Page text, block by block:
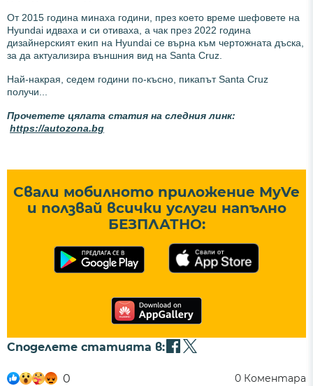
От 2015 година минаха години, през което време шефовете на
Hyundai идваха и си отиваха, а чак през 2022 година
дизайнерският екип на Hyundai се върна към чертожната дъска,
за да актуализира външния вид на Santa Cruz.
Най-накрая, седем години по-късно, пикапът Santa Cruz
получи...
Прочетете цялата статия на следния линк:
https://autozona.bg
Свали мобилното приложение MyVe
и ползвай всички услуги напълно
БЕЗПЛАТНО:
Споделете статията в:
0 0 Коментара